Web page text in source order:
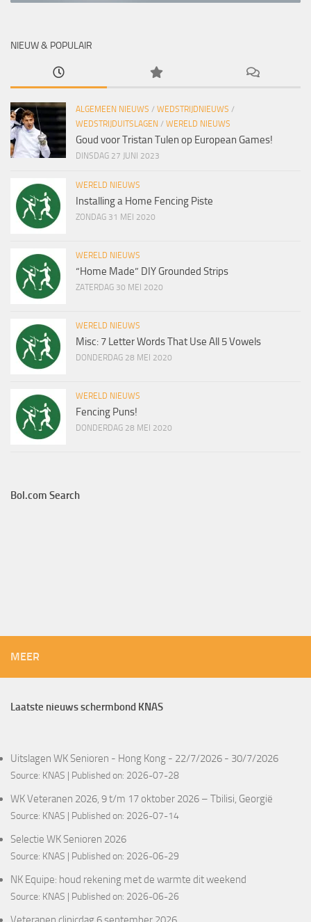
NIEUW & POPULAIR
ALGEMEEN NIEUWS / WEDSTRIJDNIEUWS /
WEDSTRIJDUITSLAGEN / WERELD NIEUWS
Goud voor Tristan Tulen op European Games!
DINSDAG 27 JUNI 2023
WERELD NIEUWS
Installing a Home Fencing Piste
ZONDAG 31 MEI 2020
WERELD NIEUWS
“Home Made” DIY Grounded Strips
ZATERDAG 30 MEI 2020
WERELD NIEUWS
Misc: 7 Letter Words That Use All 5 Vowels
DONDERDAG 28 MEI 2020
WERELD NIEUWS
Fencing Puns!
DONDERDAG 28 MEI 2020
Bol.com Search
MEER
Laatste nieuws schermbond KNAS
Uitslagen WK Senioren - Hong Kong - 22/7/2026 - 30/7/2026
Source: KNAS Published on: 2026-07-28
WK Veteranen 2026, 9 t/m 17 oktober 2026 – Tbilisi, Georgië
Source: KNAS Published on: 2026-07-14
Selectie WK Senioren 2026
Source: KNAS Published on: 2026-06-29
NK Equipe: houd rekening met de warmte dit weekend
Source: KNAS Published on: 2026-06-26